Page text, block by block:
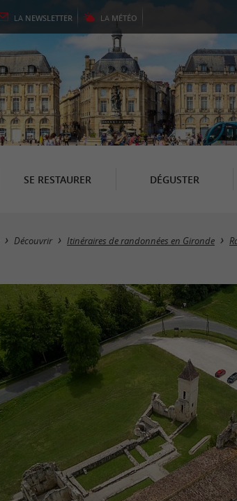
LA NEWSLETTER LA MÉTÉO
SE RESTAURER DÉGUSTER
Découvrir Itinéraires de randonnées en Gironde